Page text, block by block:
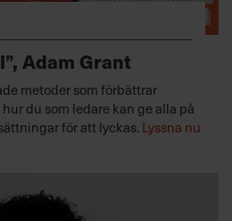
Adam Grant
metoder som förbättrar
du som ledare kan ge alla på
för att lyckas. Lyssna nu